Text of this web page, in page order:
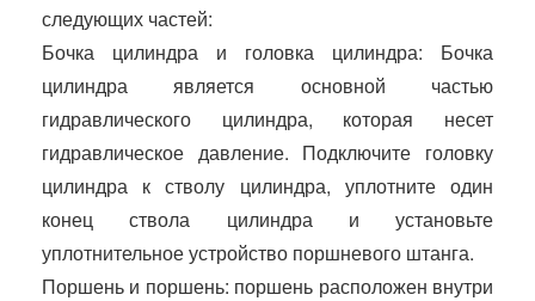
следующих частей:
Бочка цилиндра и головка цилиндра: Бочка
цилиндра является основной частью
гидравлического цилиндра, которая несет
гидравлическое давление. Подключите головку
цилиндра к стволу цилиндра, уплотните один
конец ствола цилиндра и установьте
уплотнительное устройство поршневого штанга.
Поршень и поршень: поршень расположен внутри